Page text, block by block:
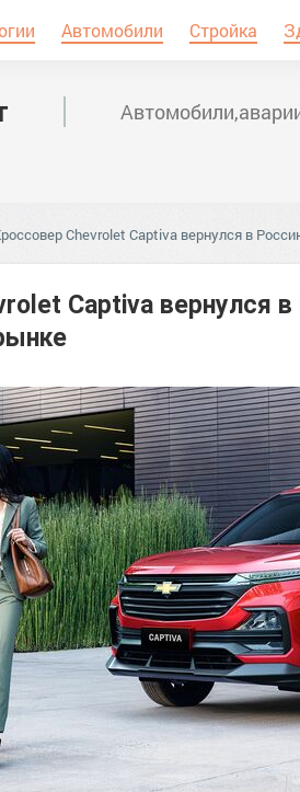
Автомобили Стройка
Chevrolet Captiva вернулся в
Captiva вернулся